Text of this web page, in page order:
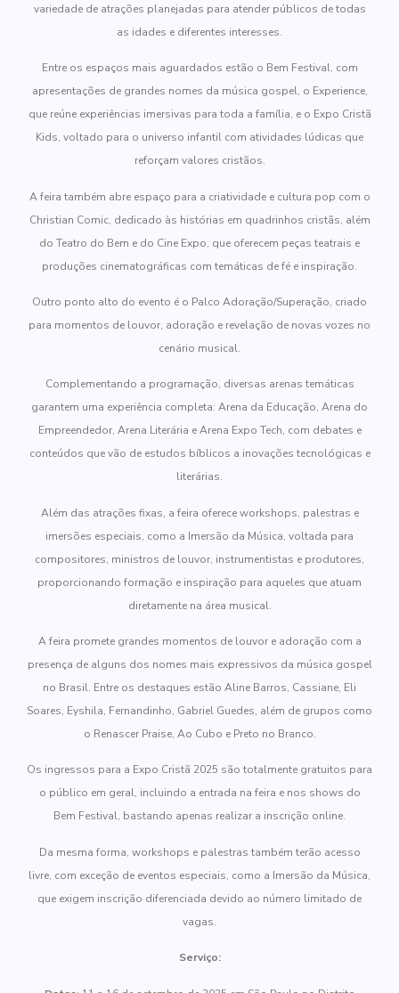
variedade de atrações planejadas para atender públicos de todas
as idades e diferentes interesses.
Entre os espaços mais aguardados estão o Bem Festival, com
apresentações de grandes nomes da música gospel, o Experience,
que reúne experiências imersivas para toda a família, e o Expo Cristã
Kids, voltado para o universo infantil com atividades lúdicas que
reforçam valores cristãos.
A feira também abre espaço para a criatividade e cultura pop com o
Christian Comic, dedicado às histórias em quadrinhos cristãs, além
do Teatro do Bem e do Cine Expo, que oferecem peças teatrais e
produções cinematográficas com temáticas de fé e inspiração.
Outro ponto alto do evento é o Palco Adoração/Superação, criado
para momentos de louvor, adoração e revelação de novas vozes no
cenário musical.
Complementando a programação, diversas arenas temáticas
garantem uma experiência completa: Arena da Educação, Arena do
Empreendedor, Arena Literária e Arena Expo Tech, com debates e
conteúdos que vão de estudos bíblicos a inovações tecnológicas e
literárias.
Além das atrações fixas, a feira oferece workshops, palestras e
imersões especiais, como a Imersão da Música, voltada para
compositores, ministros de louvor, instrumentistas e produtores,
proporcionando formação e inspiração para aqueles que atuam
diretamente na área musical.
A feira promete grandes momentos de louvor e adoração com a
presença de alguns dos nomes mais expressivos da música gospel
no Brasil. Entre os destaques estão Aline Barros, Cassiane, Eli
Soares, Eyshila, Fernandinho, Gabriel Guedes, além de grupos como
o Renascer Praise, Ao Cubo e Preto no Branco.
Os ingressos para a Expo Cristã 2025 são totalmente gratuitos para
o público em geral, incluindo a entrada na feira e nos shows do
Bem Festival, bastando apenas realizar a inscrição online.
Da mesma forma, workshops e palestras também terão acesso
livre, com exceção de eventos especiais, como a Imersão da Música,
que exigem inscrição diferenciada devido ao número limitado de
vagas.
Serviço: